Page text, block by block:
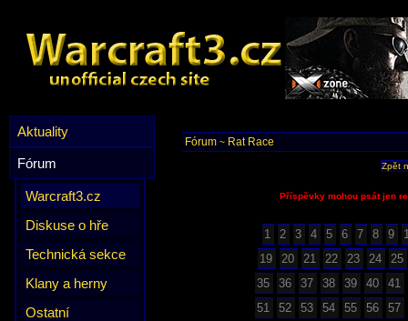
Aktuality
Fórum
Warcraft3.cz
Diskuse o hře
Technická sekce
Klany a herny
Ostatní
Fórum ~ Rat Race
Zpět
Příspěvky mohou psát jen
1 2 3 4 5 6 7 8 9
19
20 21 22 23 24
25
35
36 37 38 39 40
41
51
52 53 54 55 56
57